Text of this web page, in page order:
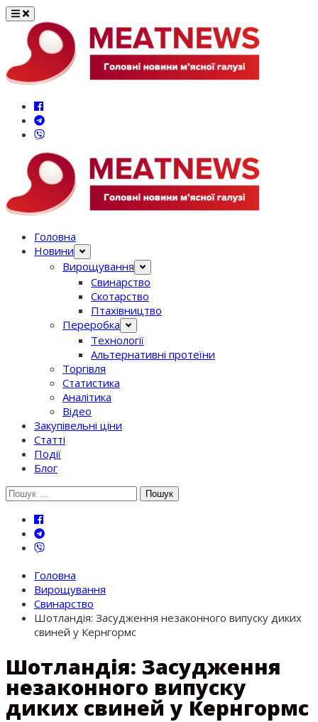
Перейти
вмісту
Головна
Новини
Вирощування
Свинарство
Скотарство
Птахівництво
Переробка
Технології
Альтернативні протеїни
Торгівля
Статистика
Аналітика
Відео
Закупівельні ціни
Статті
Події
Блог
Шукати:
Головна
Вирощування
Свинарство
Шотландія: Засудження незаконного випуску диких
свиней у Кернгормс
Шотландія: Засудження
незаконного випуску
диких свиней у Кернгормс